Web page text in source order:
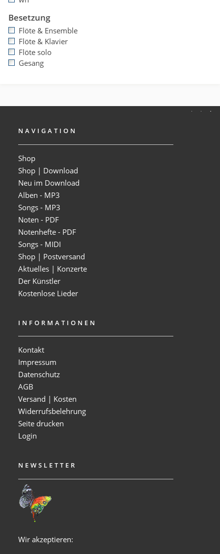
Besetzung
Flöte & Ensemble
Flöte & Klavier
Flöte solo
Gesang
NAVIGATION
Shop
Shop | Download
Neu im Download
Alben - MP3
Songs - MP3
Noten - PDF
Notenhefte - PDF
Songs - MIDI
Shop | Postversand
Aktuelles | Konzerte
Der Künstler
Kostenlose Lieder
INFORMATIONEN
Kontakt
Impressum
Datenschutz
AGB
Versand | Kosten
Widerrufsbelehrung
Seite drucken
Login
NEWSLETTER
Wir akzeptieren: